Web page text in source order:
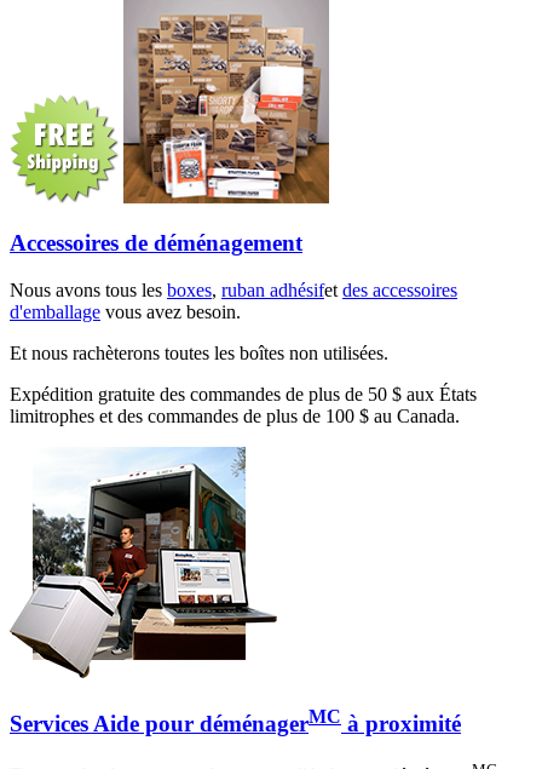
Accessoires de déménagement
Nous avons tous les boxes, ruban adhésifet des accessoires
d'emballage vous avez besoin.
Et nous rachèterons toutes les boîtes non utilisées.
Expédition gratuite des commandes de plus de 50 $ aux États
limitrophes et des commandes de plus de 100 $ au Canada.
Services Aide pour déménagerMC à proximité